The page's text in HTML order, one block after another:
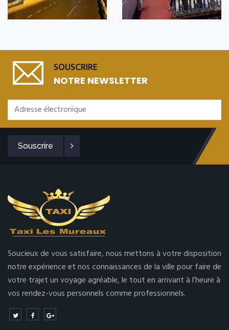
SOUSCRIRE
NOTRE NEWSLETTER
Souscrire
Soucieux de vous satisfaire, nous mettons à votre disposition
notre expérience et nos connaissances de la ville pour faire de
votre trajet un voyage agréable, le tout en arrivant à l’heure à
vos rendez-vous personnels comme professionnels.